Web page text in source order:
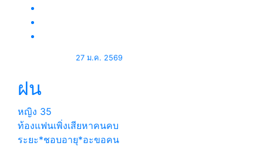
27 ม.ค. 2569
ฝน
หญิง 35
ท้องแฟนเพิ่งเสียหาคนคบ
ระยะ*ชอบอายุ*อะขอคน